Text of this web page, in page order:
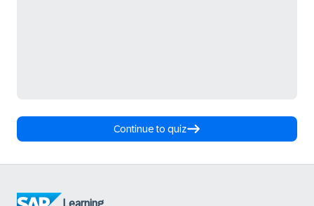
Continue to quiz
Learning